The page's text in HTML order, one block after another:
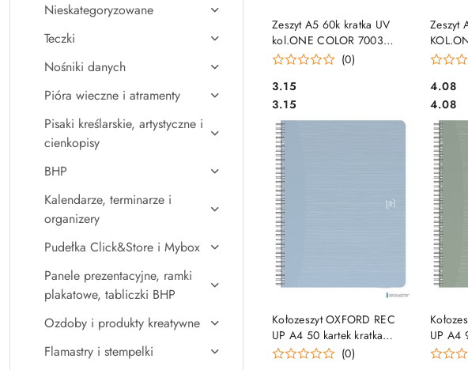
Nieskategoryzowane
Teczki
Nośniki danych
Pióra wieczne i atramenty
Pisaki kreślarskie, artystyczne i
cienkopisy
BHP
Kalendarze, terminarze i
organizery
Pudełka Click&Store i Mybox
Panele prezentacyjne, ramki
plakatowe, tabliczki BHP
Ozdoby i produkty kreatywne
Flamastry i stempelki
Zeszyt A5 60k kratka UV
kol.ONE COLOR 7003
INTERDRUK
(0)
Cena:
3.15
Cena:
3.15
DO KOSZYKA
Zeszyt
Cena:
4.08
Cena:
4.08
Kołozeszyt OXFORD REC
UP A4 50 kartek kratka
400154145
(0)
DO KOSZYKA
UP A4